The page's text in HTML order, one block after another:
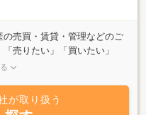
売買・賃貸・管理などのご
売りたい」「買いたい」
でもお気軽にご相談下さ
管理・土地のことなら住建
が取り扱う